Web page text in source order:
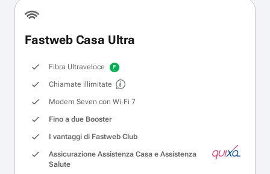
Fastweb Casa Ultra
Fibra Ultraveloce
Chiamate illimitate
Modem Seven con Wi‑Fi 7
Fino a due Booster
I vantaggi di Fastweb Club
Assicurazione Assistenza Casa e Assistenza
Salute